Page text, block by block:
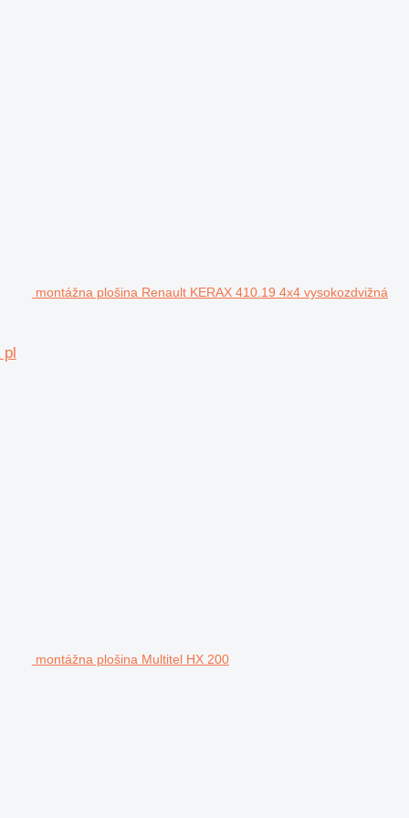
montážna plošina Renault KERAX 410.19 4x4 vysokozdvižná
pl
montážna plošina Multitel HX 200